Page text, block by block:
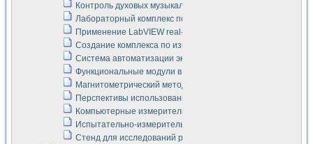
Контроль духовых музыкальных инструментов
Лабораторный комплекс по исследованию элементной
Применение LabVIEW real-time module для
Создание комплекса по измерению скорости подвижного
Система автоматизации экспериментальных
Функциональные модули в стандарте Nl SCXI для
Магнитометрический метод в дефектоскопии сварных
Перспективы использования машинного зрения в
Компьютерные измерительные системы для
Испытательно-измерительный комплекс аппаратуры для
Стенд для исследований рабочих процессов ДВС в